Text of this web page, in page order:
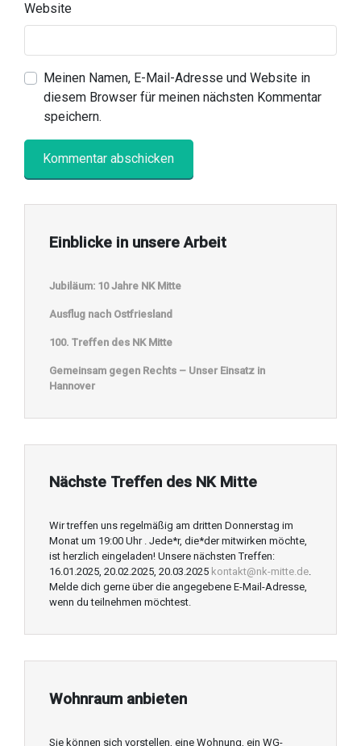
Website
Meinen Namen, E-Mail-Adresse und Website in
diesem Browser für meinen nächsten Kommentar
speichern.
Einblicke in unsere Arbeit
Jubiläum: 10 Jahre NK Mitte
Ausflug nach Ostfriesland
100. Treffen des NK Mitte
Gemeinsam gegen Rechts – Unser Einsatz in
Hannover
Nächste Treffen des NK Mitte
Wir treffen uns regelmäßig am dritten Donnerstag im
Monat um 19:00 Uhr . Jede*r, die*der mitwirken möchte,
ist herzlich eingeladen! Unsere nächsten Treffen:
16.01.2025, 20.02.2025, 20.03.2025 kontakt@nk-mitte.de.
Melde dich gerne über die angegebene E-Mail-Adresse,
wenn du teilnehmen möchtest.
Wohnraum anbieten
Sie können sich vorstellen, eine Wohnung, ein WG-